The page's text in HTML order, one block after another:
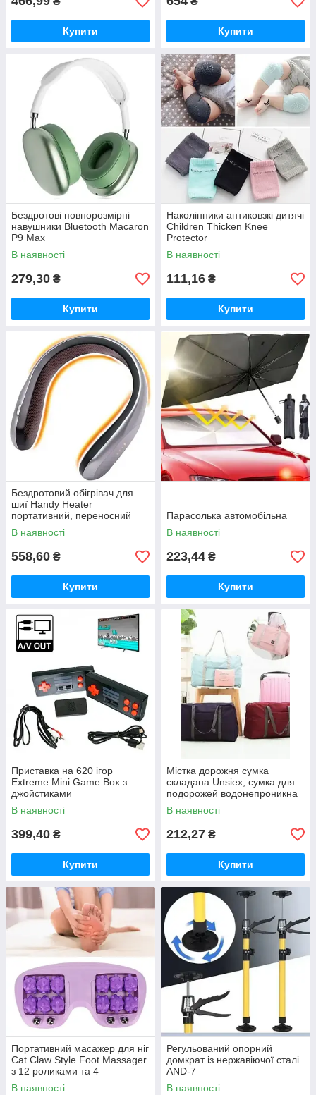
Купити Купити
Бездротові повнорозмірні
навушники Bluetooth Macaron
P9 Max
В наявності
279,30 ₴
Купити
Наколінники антиковзкі дитячі
Children Thicken Knee
Protector
В наявності
111,16 ₴
Купити
Бездротовий обігрівач для
шиї Handy Heater
портативний, переносний
обігрівач для шиї
В наявності
558,60 ₴
Купити
Парасолька автомобільна
В наявності
223,44 ₴
Купити
Приставка на 620 ігор
Extreme Mini Game Box з
джойстиками
В наявності
399,40 ₴
Купити
Містка дорожня сумка
складана Unsiex, сумка для
подорожей водонепроникна
на замку
В наявності
212,27 ₴
Купити
Портативний масажер для ніг
Cat Claw Style Foot Massager
з 12 роликами та 4
магнітними кульками
В наявності
Регульований опорний
домкрат із нержавіючої сталі
AND-7
В наявності